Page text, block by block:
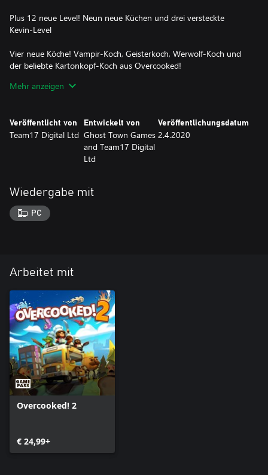
Plus 12 neue Level! Neun neue Küchen und drei versteckte
Kevin-Level
Vier neue Köche! Vampir-Koch, Geisterkoch, Werwolf-Koch und
der beliebte Kartonkopf-Koch aus Overcooked!
Neue Mechaniken! Die Guillotine ist eine effiziente Möglichkeit,
Drei Rezepte! Obsttorten, Suppe und Braten
Mehr anzeigen
Veröffentlicht von
Team17 Digital Ltd
Entwickelt von
Ghost Town Games
and Team17 Digital
Ltd
Veröffentlichungsdatum
2.4.2020
Wiedergabe mit
PC
Arbeitet mit
Overcooked! 2
€ 24,99+